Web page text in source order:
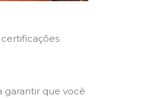
garantir que você